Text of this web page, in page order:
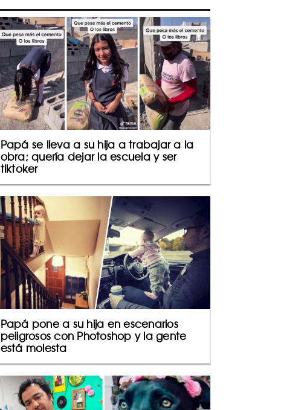
Papá se lleva a su hija a trabajar a la
obra; quería dejar la escuela y ser
tiktoker
Papá pone a su hija en escenarios
peligrosos con Photoshop y la gente
está molesta